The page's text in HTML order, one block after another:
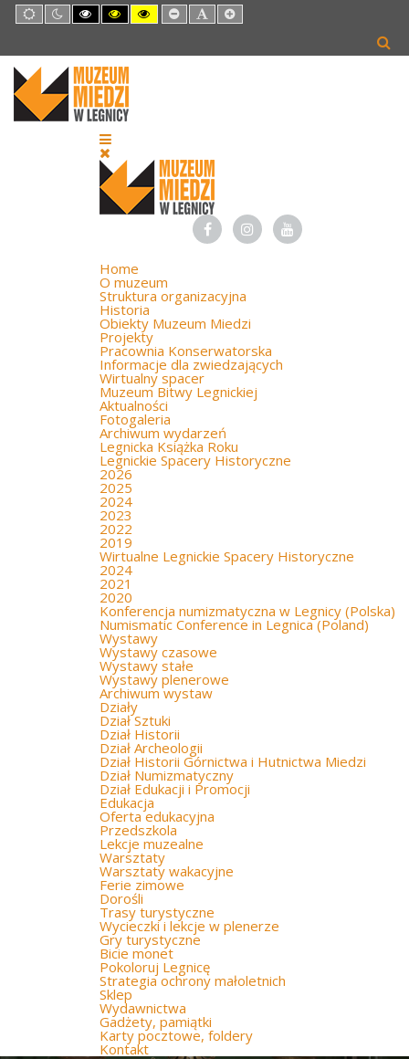
Default
mode
Night
mode
High
Contrast
mode
High
Contrast
mode
High
Contrast
mode
Set
Smaller
Set
Default
Set
Larger
Home
O muzeum
Struktura organizacyjna
Historia
Obiekty Muzeum Miedzi
Projekty
Pracownia Konserwatorska
Informacje dla zwiedzających
Wirtualny spacer
Muzeum Bitwy Legnickiej
Aktualności
Fotogaleria
Archiwum wydarzeń
Legnicka Książka Roku
Legnickie Spacery Historyczne
2026
2025
2024
2023
2022
2019
Wirtualne Legnickie Spacery Historyczne
2024
2021
2020
Konferencja numizmatyczna w Legnicy (Polska)
Numismatic Conference in Legnica (Poland)
Wystawy
Wystawy czasowe
Wystawy stałe
Wystawy plenerowe
Archiwum wystaw
Działy
Dział Sztuki
Dział Historii
Dział Archeologii
Dział Historii Górnictwa i Hutnictwa Miedzi
Dział Numizmatyczny
Dział Edukacji i Promocji
Edukacja
Oferta edukacyjna
Przedszkola
Lekcje muzealne
Warsztaty
Warsztaty wakacyjne
Ferie zimowe
Dorośli
Trasy turystyczne
Wycieczki i lekcje w plenerze
Gry turystyczne
Bicie monet
Pokoloruj Legnicę
Strategia ochrony małoletnich
Sklep
Wydawnictwa
Gadżety, pamiątki
Karty pocztowe, foldery
Kontakt